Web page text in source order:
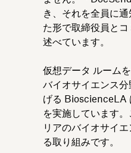
き、それを全員に
た形で取締役員と
述べています。
仮想データ ルーム
バイオサイエンス
げる BioscienceLA
を実施しています
リアのバイオサイ
る取り組みです。